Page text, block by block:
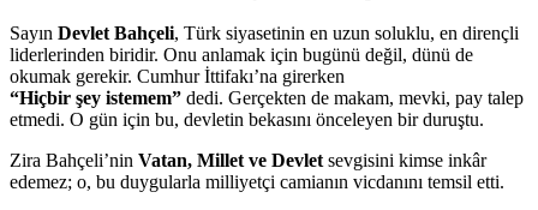
Sayın Devlet Bahçeli, Türk siyasetinin en uzun soluklu, en dirençli
liderlerinden biridir. Onu anlamak için bugünü değil, dünü de
okumak gerekir. Cumhur İttifakı’na girerken
“Hiçbir şey istemem” dedi. Gerçekten de makam, mevki, pay talep
etmedi. O gün için bu, devletin bekasını önceleyen bir duruştu.
Zira Bahçeli’nin Vatan, Millet ve Devlet sevgisini kimse inkâr
edemez; o, bu duygularla milliyetçi camianın vicdanını temsil etti.